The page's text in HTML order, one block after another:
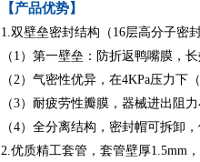
【产品优势】
1.双壁垒密封结构（16层高分子密封
（1）第一壁垒：防折返鸭嘴膜，
（2）气密性优异，在4KPa压力下
（3）耐疲劳性瓣膜，器械进出阻
（4）全分离结构，密封帽可拆卸
2.优质精工套管，套管壁厚1.5mm